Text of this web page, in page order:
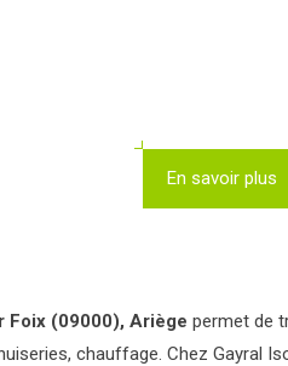
En savoir plus
Foix (09000), Ariège permet de
chauffage. Chez Gayral